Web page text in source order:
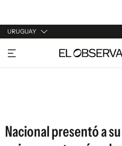
URUGUAY
URUGUAY
ARGENTINA
Nacional presentó a